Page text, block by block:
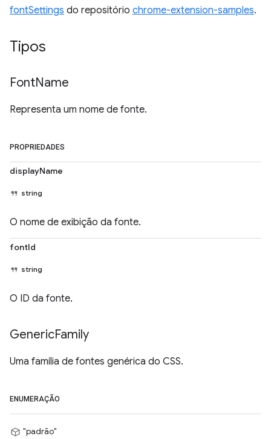
fontSettings do repositório chrome-extension-samples.
Tipos
FontName
Representa um nome de fonte.
PROPRIEDADES
displayName
string
O nome de exibição da fonte.
fontId
string
O ID da fonte.
GenericFamily
Uma família de fontes genérica do CSS.
ENUMERAÇÃO
"padrão"